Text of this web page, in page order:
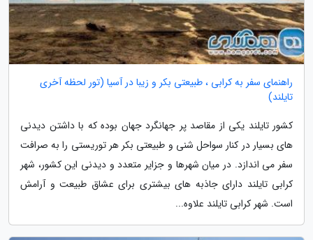
راهنمای سفر به کرابی ، طبیعتی بکر و زیبا در آسیا (تور لحظه آخری
تایلند)
کشور تایلند یکی از مقاصد پر جهانگرد جهان بوده که با داشتن دیدنی
های بسیار در کنار سواحل شنی و طبیعتی بکر هر توریستی را به صرافت
سفر می اندازد. در میان شهرها و جزایر متعدد و دیدنی این کشور، شهر
کرابی تایلند دارای جاذبه های بیشتری برای عشاق طبیعت و آرامش
است. شهر کرابی تایلند علاوه...